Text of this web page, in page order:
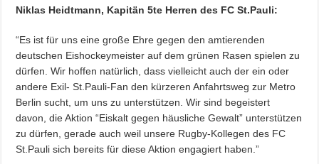
Niklas Heidtmann, Kapitän 5te Herren des FC St.Pauli:
“Es ist für uns eine große Ehre gegen den amtierenden
deutschen Eishockeymeister auf dem grünen Rasen spielen zu
dürfen. Wir hoffen natürlich, dass vielleicht auch der ein oder
andere Exil- St.Pauli-Fan den kürzeren Anfahrtsweg zur Metro
Berlin sucht, um uns zu unterstützen. Wir sind begeistert
davon, die Aktion “Eiskalt gegen häusliche Gewalt” unterstützen
zu dürfen, gerade auch weil unsere Rugby-Kollegen des FC
St.Pauli sich bereits für diese Aktion engagiert haben.”